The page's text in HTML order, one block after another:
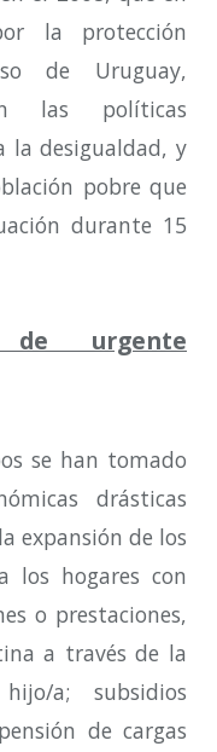
la protección
de Uruguay,
las políticas
la desigualdad, y
pobre que
durante 15
de urgente
se han tomado
drásticas
expansión de los
los hogares con
o prestaciones,
a través de la
a; subsidios
de cargas